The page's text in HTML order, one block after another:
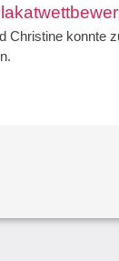
konnte